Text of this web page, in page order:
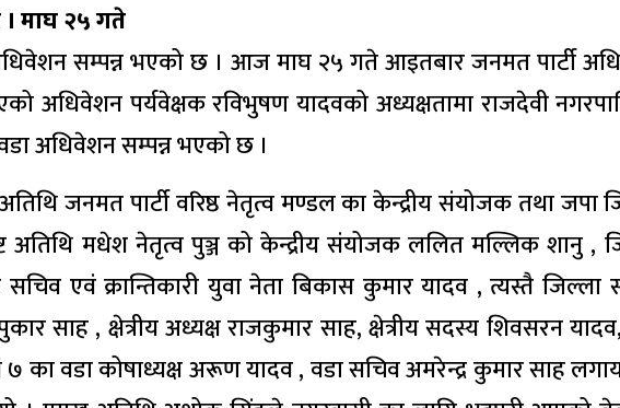
। माघ २५ गते
सम्पन्न भएको छ । आज माघ २५ गते आइतबार जनमत पार्टी
अधिवेशन पर्यवेक्षक रविभुषण यादवको अध्यक्षतामा राजदेवी
अधिवेशन सम्पन्न भएको छ ।
जनमत पार्टी वरिष्ठ नेतृत्व मण्डल का केन्द्रीय संयोजक तथा जपा
अतिथि मधेश नेतृत्व पुञ्ज को केन्द्रीय संयोजक ललित मल्लिक शानु ,
सचिव एवं क्रान्तिकारी युवा नेता बिकास कुमार यादव , त्यस्तै जिल्ला
साह , क्षेत्रीय अध्यक्ष राजकुमार साह, क्षेत्रीय सदस्य शिवसरन
७ का वडा कोषाध्यक्ष अरूण यादव , वडा सचिव अमरेन्द्र कुमार साह